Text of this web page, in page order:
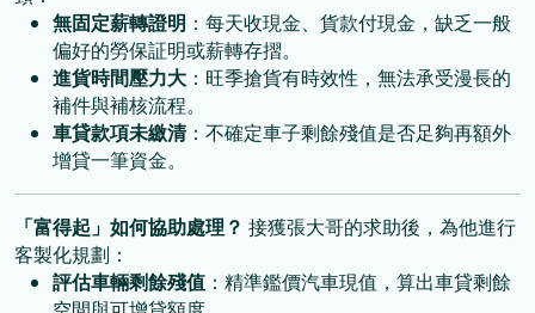
無固定薪轉證明 ：每天收現金、貨款付現金，缺乏一般
偏好的勞保証明或薪轉存摺。
進貨時間壓力大：旺季搶貨有時效性，無法承受漫長的
補件與補核流程。
車貸款項未繳清：不確定車子剩餘殘值是否足夠再額外
增貸一筆資金。
「富得起」如何協助處理？ 接獲張大哥的求助後，為他進行
客製化規劃：
評估車輛剩餘殘值：精準鑑價汽車現值，算出車貸剩餘